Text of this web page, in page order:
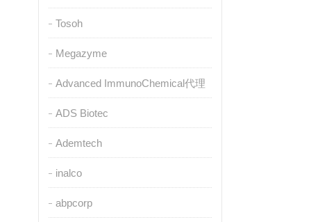
Tosoh
Megazyme
Advanced ImmunoChemical代理
ADS Biotec
Ademtech
inalco
abpcorp